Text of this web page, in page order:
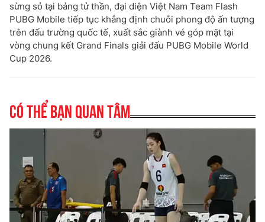
sừng sỏ tại bảng tử thần, đại diện Việt Nam Team Flash
PUBG Mobile tiếp tục khẳng định chuỗi phong độ ấn tượng
trên đấu trường quốc tế, xuất sắc giành vé góp mặt tại
vòng chung kết Grand Finals giải đấu PUBG Mobile World
Cup 2026.
Có thể bạn quan tâm